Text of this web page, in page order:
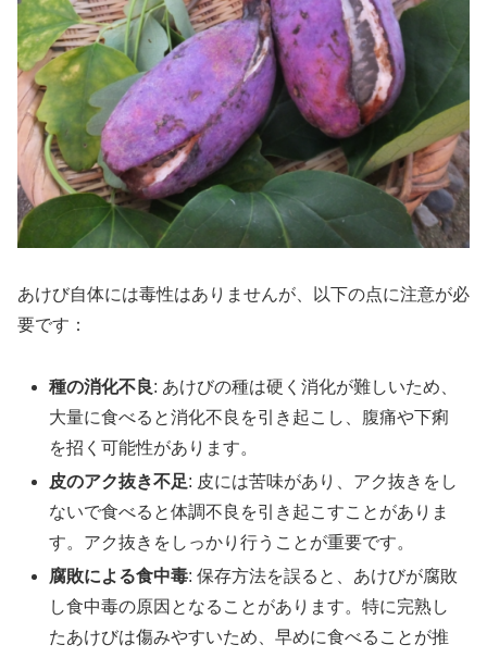
あけび自体には毒性はありませんが、以下の点に注意が必
要です：
種の消化不良: あけびの種は硬く消化が難しいため、
大量に食べると消化不良を引き起こし、腹痛や下痢
を招く可能性があります。
皮のアク抜き不足: 皮には苦味があり、アク抜きをし
ないで食べると体調不良を引き起こすことがありま
す。アク抜きをしっかり行うことが重要です。
腐敗による食中毒: 保存方法を誤ると、あけびが腐敗
し食中毒の原因となることがあります。特に完熟し
たあけびは傷みやすいため、早めに食べることが推